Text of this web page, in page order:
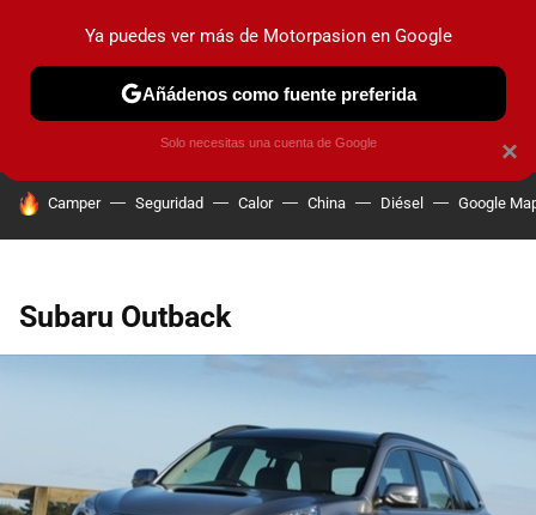
PRUEBAS COCHES ELÉCTRICOS OBSERVATORIO
HOY SE HABLA DE
Camper Seguridad Calor China Diésel Google
Subaru Outback
×
Ya puedes ver más de Motorpasion en Google
Añádenos como fuente preferida
Solo necesitas una cuenta de Google